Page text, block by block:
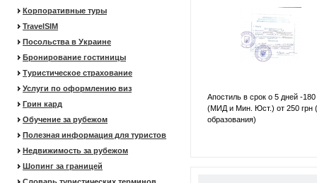
Корпоративные туры
TravelSIM
Посольства в Украине
Бронирование гостиницы
Туристическое страхование
Услуги по оформлению виз
Грин кард
Обучение за рубежом
Полезная информация для туристов
Недвижимость за рубежом
Шопинг за границей
Апостиль в срок о 5 дней -180
(МИД и Мин. Юст.) от 250 грн
образования)